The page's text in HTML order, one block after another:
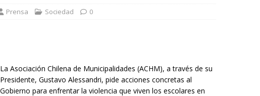
Prensa Sociedad 0
La Asociación Chilena de Municipalidades (ACHM), a través de su
Presidente, Gustavo Alessandri, pide acciones concretas al
Gobierno para enfrentar la violencia que viven los escolares en